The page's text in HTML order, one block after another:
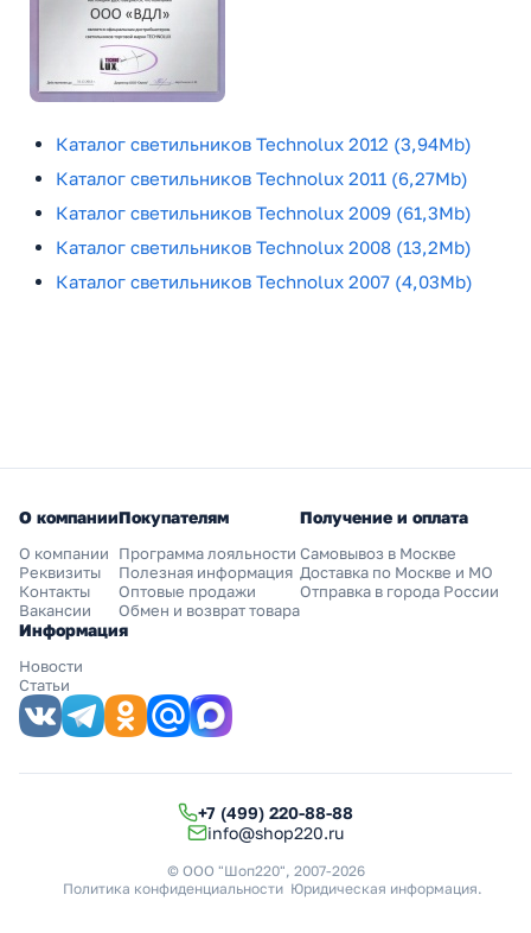
Каталог светильников Technolux 2012 (3,94Mb)
Каталог светильников Technolux 2011 (6,27Mb)
Каталог светильников Technolux 2009 (61,3Mb)
Каталог светильников Technolux 2008 (13,2Mb)
Каталог светильников Technolux 2007 (4,03Mb)
О компании
О компании
Реквизиты
Контакты
Вакансии
Покупателям
Программа лояльности
Полезная информация
Оптовые продажи
Обмен и возврат товара
Получение и оплата
Самовывоз в Москве
Доставка по Москве и МО
Отправка в города России
Информация
Новости
Статьи
+7 (499) 220-88-88
info@shop220.ru
© ООО "Шоп220", 2007-2026
Политика конфиденциальности Юридическая информация.